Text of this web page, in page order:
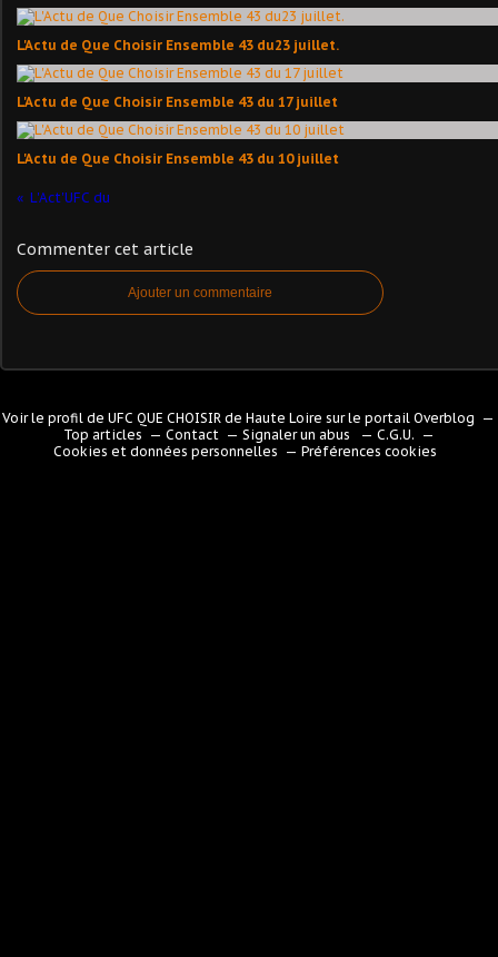
L'Actu de Que Choisir Ensemble 43 du23 juillet.
L'Actu de Que Choisir Ensemble 43 du 17 juillet
L'Actu de Que Choisir Ensemble 43 du 10 juillet
L'Act'UFC du
Commenter cet article
Ajouter un commentaire
Voir le profil deUFC QUE CHOISIR de Haute Loire sur le portail Overblog
Top articles
Contact Signaler un abus
C.G.U.
Cookies et données personnelles
Préférences cookies